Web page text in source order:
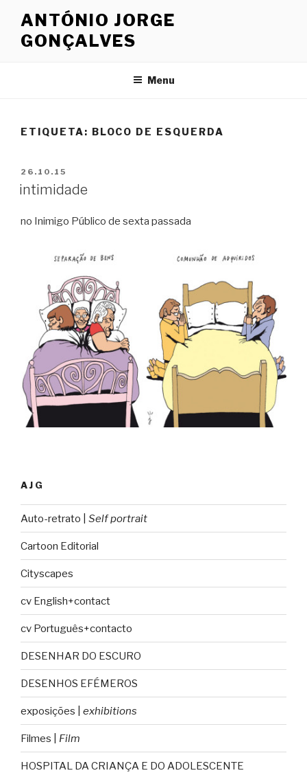
ANTÓNIO JORGE
GONÇALVES
Menu
ETIQUETA: BLOCO DE ESQUERDA
PUBLICADO
EM
26.10.15
intimidade
no Inimigo Público de sexta passada
AJG
Auto-retrato | Self portrait
Cartoon Editorial
Cityscapes
cv English+contact
cv Português+contacto
DESENHAR DO ESCURO
DESENHOS EFÉMEROS
exposições | exhibitions
Filmes | Film
HOSPITAL DA CRIANÇA E DO ADOLESCENTE